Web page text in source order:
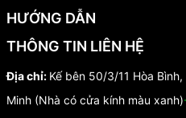
HƯỚNG DẪN
THÔNG TIN LIÊN HỆ
Địa chỉ: Kế bên 50/3/11 Hòa
Minh (Nhà có cửa kính màu xanh)